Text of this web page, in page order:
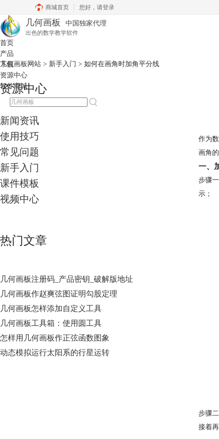
商城首页 您好， 请登录
几何画板 中国独家代理
出色的数学教学软件
首页
产品
下载
资源中心
软件商城
几何画板网站 > 新手入门 > 如何在画角时加角平分线
资源中心
新闻资讯
使用技巧
常见问题
新手入门
课件模板
视频中心
热门文章
几何画板注册码_产品密钥_破解版地址
几何画板作赵爽弦图证明勾股定理
几何画板怎样添加自定义工具
几何画板工具箱：使用圆工具
怎样用几何画板作正弦函数图象
动态模拟运行太阳系的行星运转
作为
画角
一、
步骤
示；
步骤
接着